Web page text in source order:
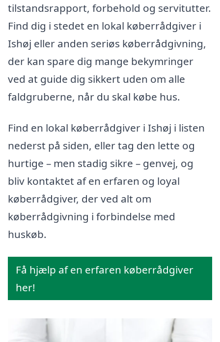
tilstandsrapport, forbehold og servitutter.
Find dig i stedet en lokal køberrådgiver i
Ishøj eller anden seriøs køberrådgivning,
der kan spare dig mange bekymringer
ved at guide dig sikkert uden om alle
faldgruberne, når du skal købe hus.
Find en lokal køberrådgiver i Ishøj i listen
nederst på siden, eller tag den lette og
hurtige – men stadig sikre – genvej, og
bliv kontaktet af en erfaren og loyal
køberrådgiver, der ved alt om
køberrådgivning i forbindelse med
huskøb.
Få hjælp af en erfaren køberrådgiver
her!